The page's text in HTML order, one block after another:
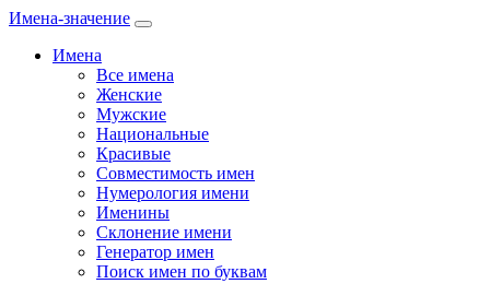
Имена-значение
Имена
Все имена
Женские
Мужские
Национальные
Красивые
Совместимость имен
Нумерология имени
Именины
Склонение имени
Генератор имен
Поиск имен по буквам